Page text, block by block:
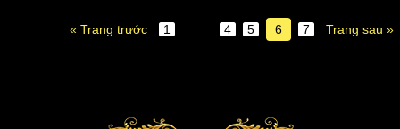
« Trang trước 1 4 5 6 7 Trang sau »